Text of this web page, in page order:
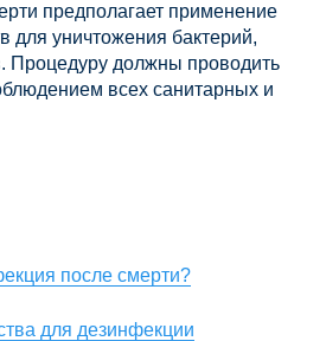
предполагает применение
для уничтожения бактерий,
Процедуру должны проводить
всех санитарных и
после смерти?
для дезинфекции